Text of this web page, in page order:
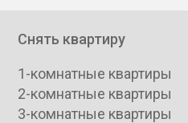
Снять квартиру
1-комнатные квартиры
2-комнатные квартиры
3-комнатные квартиры